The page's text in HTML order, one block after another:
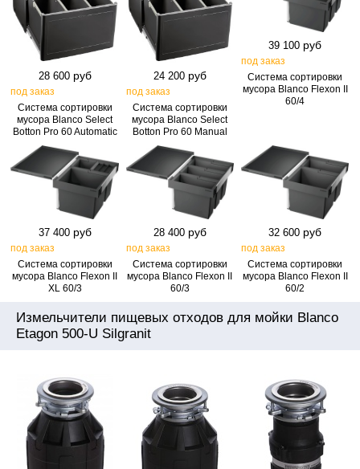
28 600 руб
под заказ
Система сортировки
мусора Blanco Select
Botton Pro 60 Automatic
24 200 руб
под заказ
Система сортировки
мусора Blanco Select
Botton Pro 60 Manual
39 100 руб
под заказ
Система сортировки
мусора Blanco Flexon II
60/4
37 400 руб
под заказ
Система сортировки
мусора Blanco Flexon II
XL 60/3
28 400 руб
под заказ
Система сортировки
мусора Blanco Flexon II
60/3
32 600 руб
под заказ
Система сортировки
мусора Blanco Flexon II
60/2
Измельчители пищевых отходов для мойки Blanco
Etagon 500-U Silgranit